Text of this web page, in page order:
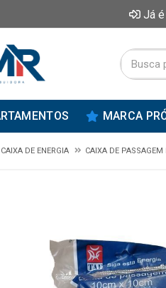
Já
MARCA
CAIXA DE ENERGIA CAIXA DE PASSAGEM